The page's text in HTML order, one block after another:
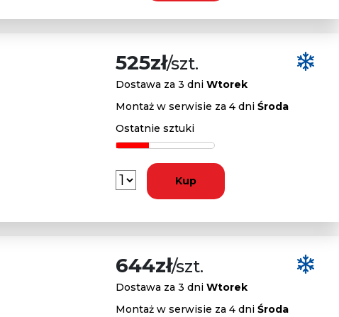
525zł/szt.
Dostawa za 3 dni Wtorek
Montaż w serwisie za 4 dni Środa
Ostatnie sztuki
Kup
644zł/szt.
Dostawa za 3 dni Wtorek
Montaż w serwisie za 4 dni Środa